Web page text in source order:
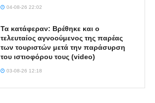
04-08-26 22:02
Τα κατάφεραν: Βρέθηκε και ο
τελευταίος αγνοούμενος της παρέας
των τουριστών μετά την παράσυρση
του ιστιοφόρου τους (video)
03-08-26 12:18